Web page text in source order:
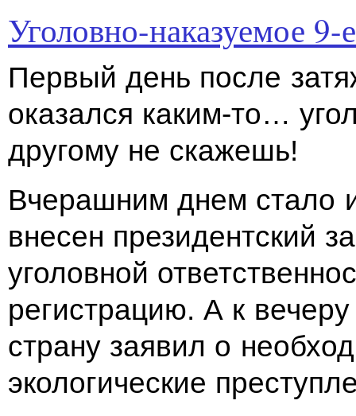
Уголовно-наказуемое 9-
Первый день после
оказался каким-то…
другому не скажешь!
Вчерашним днем стало
внесен президентский
уголовной
регистрацию. А к
страну заявил о
экологические